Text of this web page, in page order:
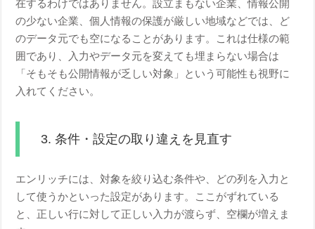
在するわけではありません。設立まもない企業、情報公開
の少ない企業、個人情報の保護が厳しい地域などでは、ど
のデータ元でも空になることがあります。これは仕様の範
囲であり、入力やデータ元を変えても埋まらない場合は
「そもそも公開情報が乏しい対象」という可能性も視野に
入れてください。
3. 条件・設定の取り違えを見直す
エンリッチには、対象を絞り込む条件や、どの列を入力と
して使うかといった設定があります。ここがずれている
と、正しい行に対して正しい入力が渡らず、空欄が増えま